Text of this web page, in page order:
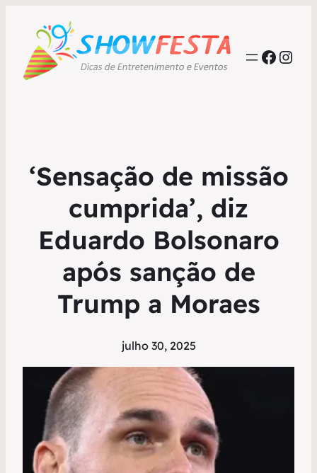
‘Sensação de missão
cumprida’, diz
Eduardo Bolsonaro
após sanção de
Trump a Moraes
julho 30, 2025